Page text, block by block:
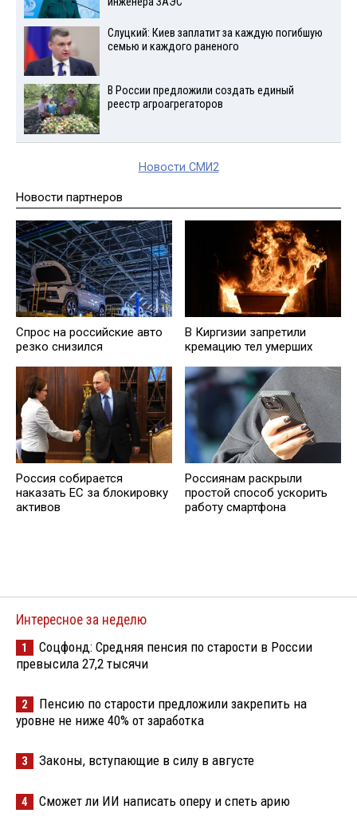
Слуцкий: Киев заплатит за каждую погибшую
семью и каждого раненого
В России предложили создать единый
реестр агроагрегаторов
Новости СМИ2
Новости партнеров
Спрос на российские авто
резко снизился
В Киргизии запретили
кремацию тел умерших
Россия собирается
наказать EC за блокировку
активов
Россиянам раскрыли
простой способ ускорить
работу смартфона
Интересное за неделю
1
Соцфонд: Средняя пенсия по старости в России
превысила 27,2 тысячи
2
Пенсию по старости предложили закрепить на
уровне не ниже 40% от заработка
3 Законы, вступающие в силу в августе
4 Сможет ли ИИ написать оперу и спеть арию